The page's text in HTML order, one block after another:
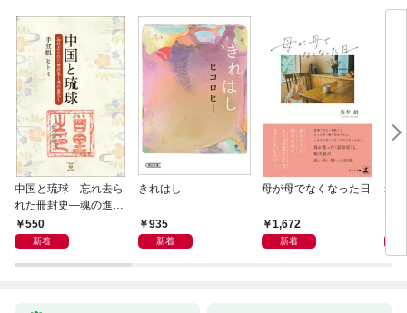
中国と琉球 忘れ去ら
れた冊封史―魂の進化
―550
新着
きれはし
935
新着
母が母でなくなった日
1,672
新着
老